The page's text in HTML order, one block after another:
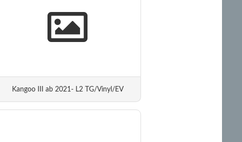
Kangoo III ab 2021- L2 TG/Vinyl/EV